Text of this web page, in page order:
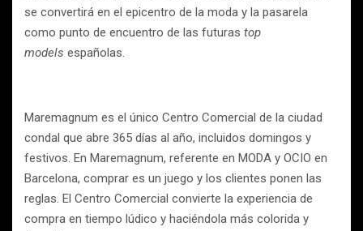
se convertirá en el epicentro de la moda y la pasarela
como punto de encuentro de las futuras top
models españolas.
Maremagnum es el único Centro Comercial de la ciudad
condal que abre 365 días al año, incluidos domingos y
festivos. En Maremagnum, referente en MODA y OCIO en
Barcelona, comprar es un juego y los clientes ponen las
reglas. El Centro Comercial convierte la experiencia de
compra en tiempo lúdico y haciéndola más colorida y